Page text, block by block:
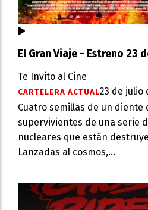
El Gran Viaje - Estreno 23
Te Invito al Cine
CARTELERA ACTUAL23 de julio
Cuatro semillas de un diente
supervivientes de una serie
nucleares que están
Lanzadas al cosmos,...